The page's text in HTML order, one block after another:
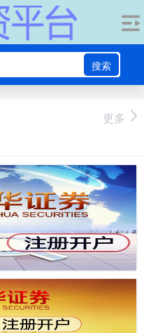
搜索
更多